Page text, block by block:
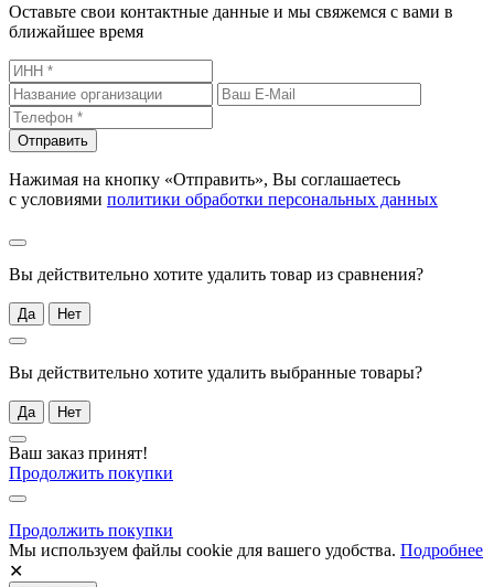
Оставьте свои контактные данные и мы свяжемся с вами в
ближайшее время
Отправить
Нажимая на кнопку «Отправить», Вы соглашаетесь
с условиями политики обработки персональных данных
Вы действительно хотите удалить товар из сравнения?
Да Нет
Вы действительно хотите удалить выбранные товары?
Да Нет
Ваш заказ принят!
Продолжить покупки
Продолжить покупки
Мы используем файлы cookie для вашего удобства. Подробнее
✕